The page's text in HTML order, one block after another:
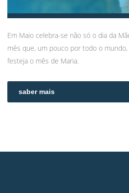
Em Maio celebra-se não só o dia da
mês que, um pouco por todo o
festeja o mês de Maria.
saber mais